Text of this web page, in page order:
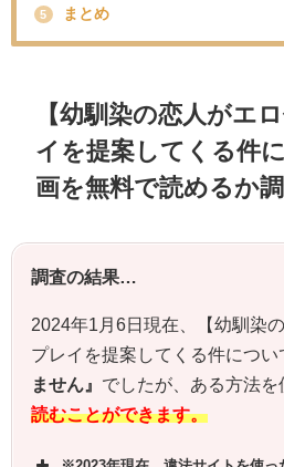
5 まとめ
【幼馴染の恋人がエ
イを提案してくる件
画を無料で読めるか
調査の結果…
2024年1月6日現在、【幼馴染
プレイを提案してくる件につい
ません』 でしたが、ある方法を
読むことができます。